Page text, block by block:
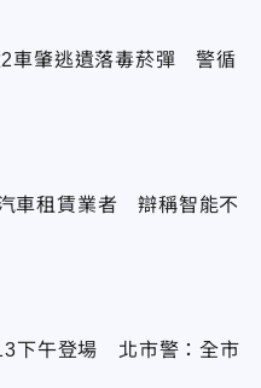
2車肇逃遺落毒菸彈 警循
車租賃業者 辯稱智能不
下午登場 北市警：全市